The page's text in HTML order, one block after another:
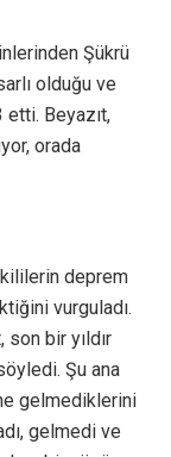
Şükrü
olduğu ve
etti. Beyazıt,
orada
deprem
vurguladı.
son bir yıldır
Şu ana
gelmediklerini
gelmedi ve